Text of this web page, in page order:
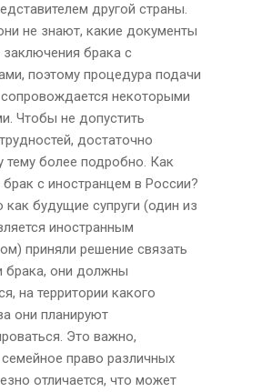
другой страны.
не знают, какие документы
брака с
поэтому процедура подачи
сопровождается некоторыми
Чтобы не допустить
достаточно
тему более подробно. Как
с иностранцем в России?
как будущие супруги (один из
иностранным
приняли решение связать
брака, они должны
на территории какого
они планируют
Это важно,
право различных
отличается, что может